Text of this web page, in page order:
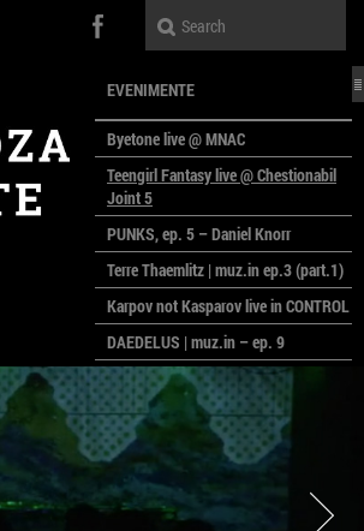
EVENIMENTE
Byetone live @ MNAC
Teengirl Fantasy live @ Chestionabil
Joint 5
PUNKS, ep. 5 – Daniel Knorr
Terre Thaemlitz | muz.in ep.3 (part.1)
Karpov not Kasparov live in CONTROL
DAEDELUS | muz.in – ep. 9
LALELE, LALELE – prima premieră a
anului la MACAZ
CinePOLSKA – filme poloneze la
București
PEOPLE OF ROMANIA se lansează la
galeria Simeza